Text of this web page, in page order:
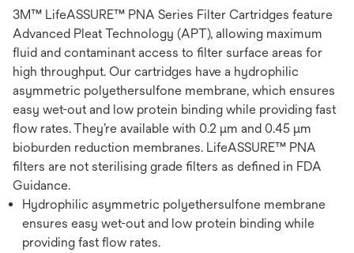
3M™ LifeASSURE™ PNA Series Filter Cartridges feature
Advanced Pleat Technology (APT), allowing maximum
fluid and contaminant access to filter surface areas for
high throughput. Our cartridges have a hydrophilic
asymmetric polyethersulfone membrane, which ensures
easy wet-out and low protein binding while providing fast
flow rates. They’re available with 0.2 µm and 0.45 µm
bioburden reduction membranes. LifeASSURE™ PNA
filters are not sterilising grade filters as defined in FDA
Guidance.
Hydrophilic asymmetric polyethersulfone membrane
ensures easy wet-out and low protein binding while
providing fast flow rates.